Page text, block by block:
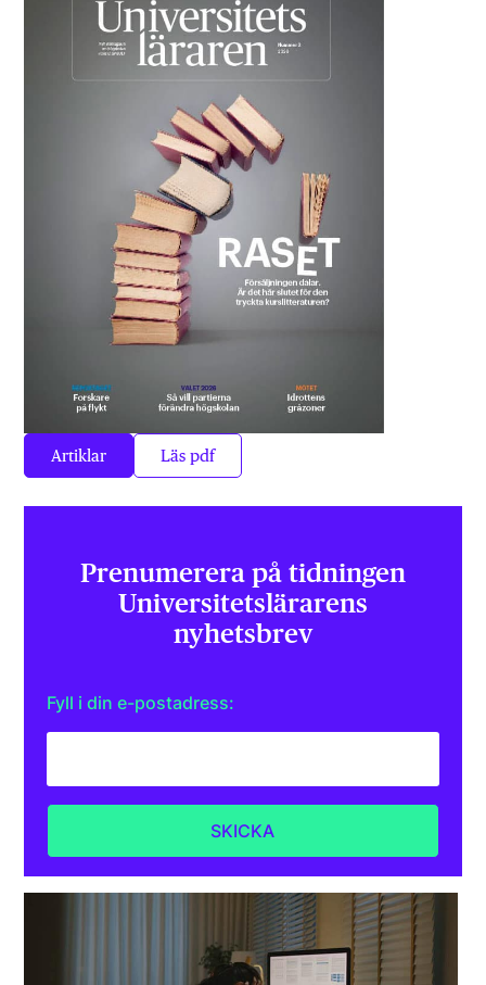
Artiklar Läs pdf
Prenumerera på tidningen
Universitets­lärarens
nyhetsbrev
Fyll i din e-postadress: